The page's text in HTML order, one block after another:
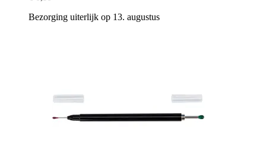
Bezorging uiterlijk op 13. augustus